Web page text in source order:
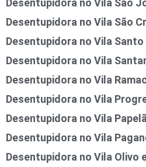
Desentupidora no Vila São
Desentupidora no Vila
Desentupidora no Vila
Desentupidora no Vila
Desentupidora no Vila
Desentupidora no Vila
Desentupidora no Vila
Desentupidora no Vila Olivo